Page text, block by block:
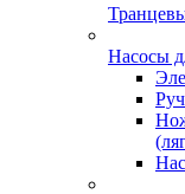
Насосы